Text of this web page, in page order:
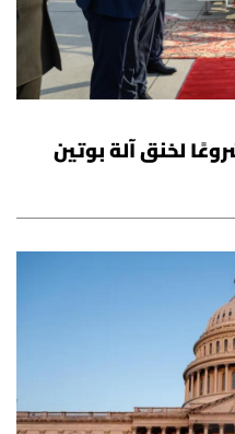
Digital
لخنق آلة بوتين